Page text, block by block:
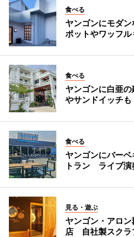
食べる
ヤンゴンにモダ
ポットやワッフル
食べる
ヤンゴンに白亜
やサンドイッチも
食べる
ヤンゴンにバー
トラン ライブ演
見る・遊ぶ
ヤンゴン・アロ
店 自社製スクラ